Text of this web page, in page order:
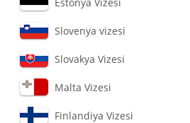
Slovenya vizesi
Slovakya Vizesi
Malta Vizesi
Finlandiya Vizesi